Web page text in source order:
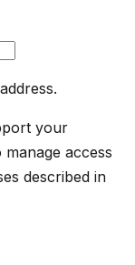
your
access
described in